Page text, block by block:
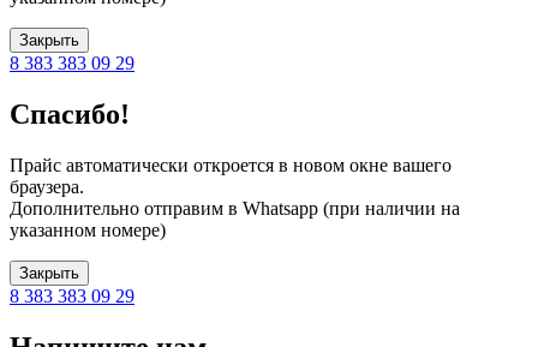
Закрыть
8 383 383 09 29
Спасибо!
Прайс автоматически откроется в новом окне вашего
браузера.
Дополнительно отправим в Whatsapp (при наличии на
указанном номере)
Закрыть
8 383 383 09 29